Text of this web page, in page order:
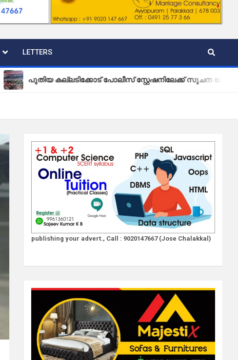
LETTERS
പുതിയ കല്ലടിക്കോട് പോലീസ് സ്റ്റേഷനിലേക്ക് സൂചന ബോർഡ്
publishing your advert., Call : 9020147667 (Jose Chalakkal)